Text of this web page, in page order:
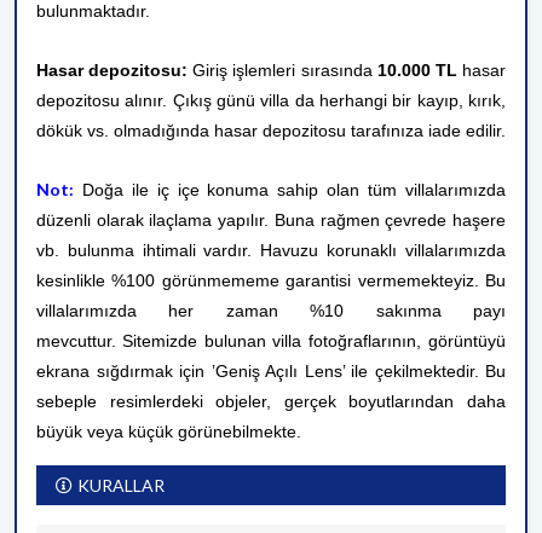
bulunmaktadır.
Hasar depozitosu: Giriş işlemleri sırasında 10.000 TL hasar
depozitosu alınır. Çıkış günü villa da herhangi bir kayıp, kırık,
dökük vs. olmadığında hasar depozitosu tarafınıza iade edilir.
Not: Doğa ile iç içe konuma sahip olan tüm villalarımızda
düzenli olarak ilaçlama yapılır. Buna rağmen çevrede haşere
vb. bulunma ihtimali vardır. Havuzu korunaklı villalarımızda
kesinlikle %100 görünmememe garantisi vermemekteyiz. Bu
villalarımızda her zaman %10 sakınma payı
mevcuttur. Sitemizde bulunan villa fotoğraflarının, görüntüyü
ekrana sığdırmak için ’Geniş Açılı Lens’ ile çekilmektedir. Bu
sebeple resimlerdeki objeler, gerçek boyutlarından daha
büyük veya küçük görünebilmekte.
KURALLAR